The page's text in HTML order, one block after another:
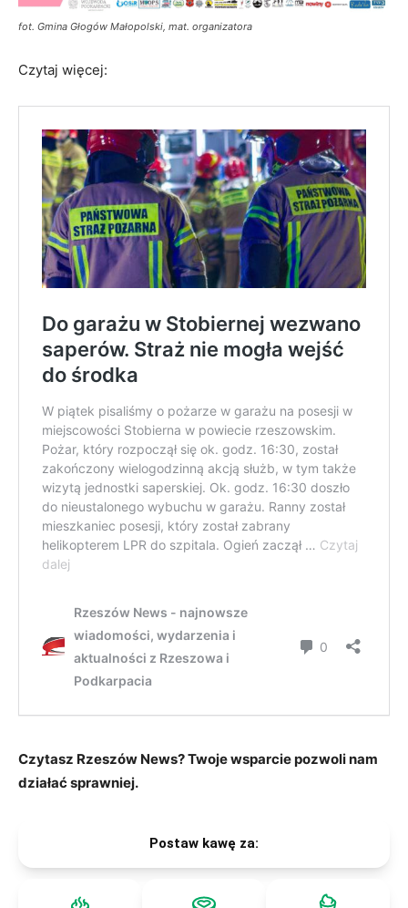
fot. Gmina Głogów Małopolski, mat. organizatora
Czytaj więcej:
Czytasz Rzeszów News? Twoje wsparcie pozwoli nam
działać sprawniej.
Postaw kawę za: